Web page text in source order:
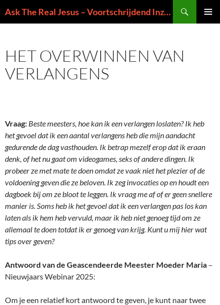
naar
Ask The Real Jesus – Voortschrijdend Inzicht in de Zin van het Leven
HET OVERWINNEN VAN
VERLANGENS
Vraag: Beste meesters, hoe kan ik een verlangen loslaten? Ik heb
het gevoel dat ik een aantal verlangens heb die mijn aandacht
gedurende de dag vasthouden. Ik betrap mezelf erop dat ik eraan
denk, of het nu gaat om videogames, seks of andere dingen. Ik
probeer ze met mate te doen omdat ze vaak niet het plezier of de
voldoening geven die ze beloven. Ik zeg invocaties op en houdt een
dagboek bij om ze bloot te leggen. Ik vraag me af of er geen snellere
manier is. Soms heb ik het gevoel dat ik een verlangen pas los kan
laten als ik hem heb vervuld, maar ik heb niet genoeg tijd om ze
allemaal te doen totdat ik er genoeg van krijg. Kunt u mij hier wat
tips over geven?
Antwoord van de Geascendeerde Meester Moeder Maria –
Nieuwjaars Webinar 2025:
Om je een relatief kort antwoord te geven, je kunt naar twee